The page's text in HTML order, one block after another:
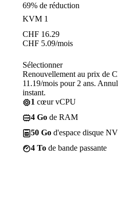
69% de réduction
KVM 1
CHF 16.29
CHF 5.09/mois
Sélectionner
Renouvellement au prix de
11.19/mois pour 2 ans.
instant.
1 cœur vCPU
4 Go de RAM
50 Go d'espace disque
4 To de bande passante